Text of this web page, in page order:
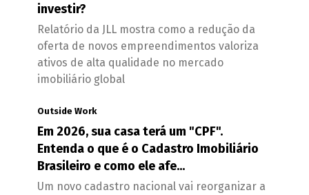
investir?
Relatório da JLL mostra como a redução da
oferta de novos empreendimentos valoriza
ativos de alta qualidade no mercado
imobiliário global
Outside Work
Em 2026, sua casa terá um "CPF".
Entenda o que é o Cadastro Imobiliário
Brasileiro e como ele afe...
Um novo cadastro nacional vai reorganizar a